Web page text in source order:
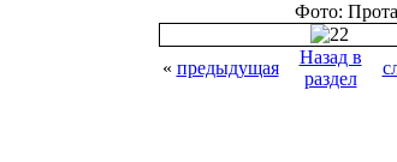
Фото:
« предыдущая
Назад в
раздел